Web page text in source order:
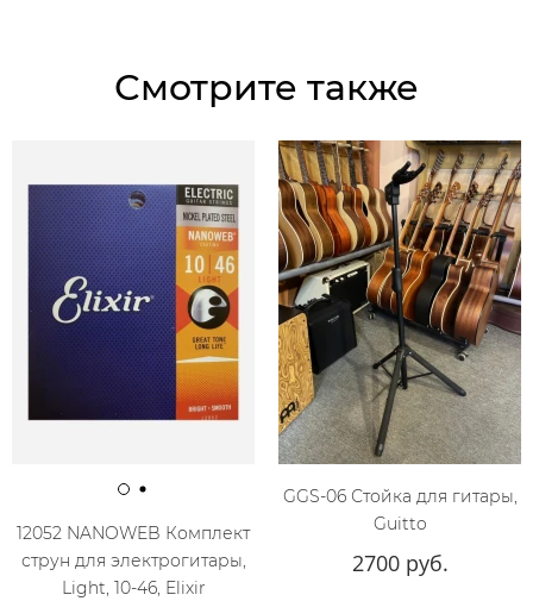
Смотрите также
12052 NANOWEB Комплект
струн для электрогитары,
Light, 10-46, Elixir
GGS-06 Стойка для гитары,
Guitto
2700 руб.